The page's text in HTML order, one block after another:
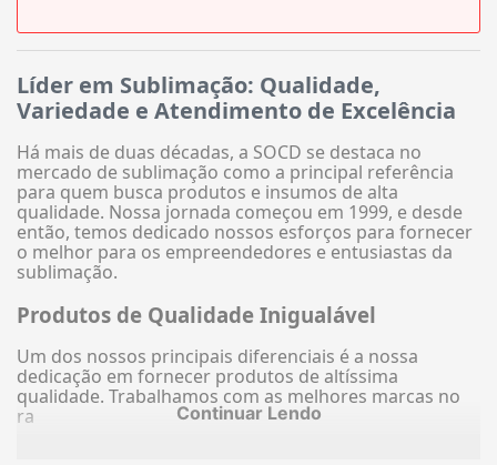
Líder em Sublimação: Qualidade,
Variedade e Atendimento de Excelência
Há mais de duas décadas, a SOCD se destaca no
mercado de sublimação como a principal referência
para quem busca produtos e insumos de alta
qualidade. Nossa jornada começou em 1999, e desde
então, temos dedicado nossos esforços para fornecer
o melhor para os empreendedores e entusiastas da
sublimação.
Produtos de Qualidade Inigualável
Um dos nossos principais diferenciais é a nossa
dedicação em fornecer produtos de altíssima
qualidade. Trabalhamos com as melhores marcas no
ra
Continuar Lendo